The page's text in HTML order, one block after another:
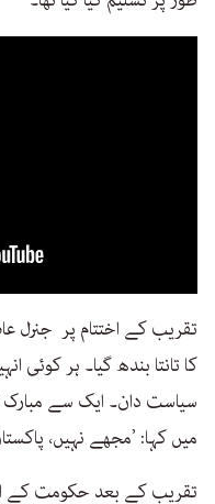
تقریب کے اختتام پر جنرل
کا تانتا بندھ گیا۔ ہر کوئی
سیاست دان۔ ایک سے مبارک
میں کہا: ’مجھے نہیں،
تقریب کے بعد حکومت کے